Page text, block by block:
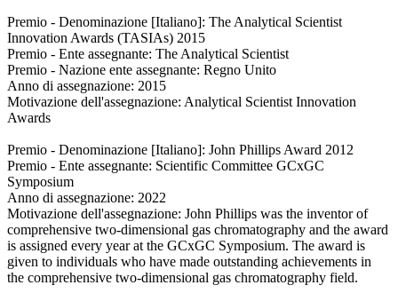
Premio - Denominazione [Italiano]: The Analytical Scientist
Innovation Awards (TASIAs) 2015
Premio - Ente assegnante: The Analytical Scientist
Premio - Nazione ente assegnante: Regno Unito
Anno di assegnazione: 2015
Motivazione dell'assegnazione: Analytical Scientist Innovation
Awards
Premio - Denominazione [Italiano]: John Phillips Award 2012
Premio - Ente assegnante: Scientific Committee GCxGC
Symposium
Anno di assegnazione: 2022
Motivazione dell'assegnazione: John Phillips was the inventor of
comprehensive two-dimensional gas chromatography and the award
is assigned every year at the GCxGC Symposium. The award is
given to individuals who have made outstanding achievements in
the comprehensive two-dimensional gas chromatography field.